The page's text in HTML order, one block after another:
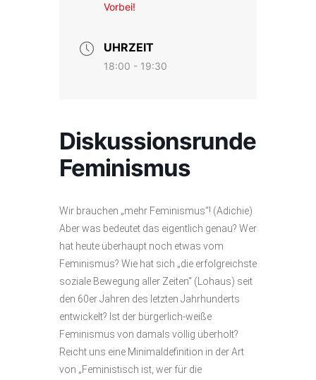
Vorbei!
UHRZEIT
18:00 - 19:30
Diskussionsrunde
Feminismus
Wir brauchen „mehr Feminismus“! (Adichie)
Aber was bedeutet das eigentlich genau? Wer
hat heute überhaupt noch etwas vom
Feminismus? Wie hat sich „die erfolgreichste
soziale Bewegung aller Zeiten“ (Lohaus) seit
den 60er Jahren des letzten Jahrhunderts
entwickelt? Ist der bürgerlich-weiße
Feminismus von damals völlig überholt?
Reicht uns eine Minimaldefinition in der Art
von „Feministisch ist, wer für die